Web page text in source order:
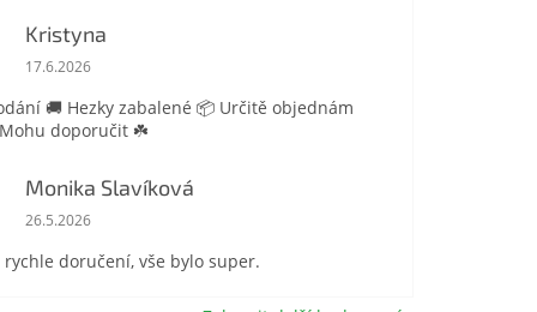
Kristyna
Hodnocení obchodu je 5 z 5 hvězdiček.
17.6.2026
🚚 Hezky zabalené 📦 Určitě objednám
doporučit ☘️
Monika Slavíková
Hodnocení obchodu je 5 z 5 hvězdiček.
26.5.2026
rychle doručení, vše bylo super.